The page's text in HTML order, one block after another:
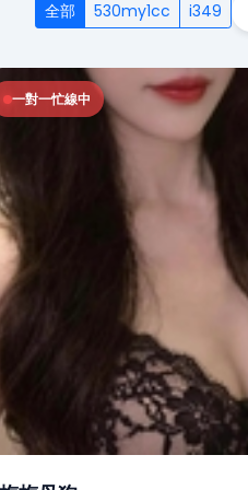
全部 530my1cc i349
一對一忙線中